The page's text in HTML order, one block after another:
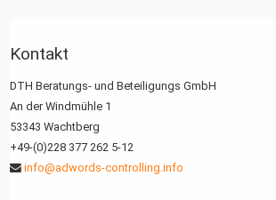
Kontakt
DTH Beratungs- und Beteiligungs GmbH
An der Windmühle 1
53343 Wachtberg
+49-(0)228 377 262 5-12
info@adwords-controlling.info